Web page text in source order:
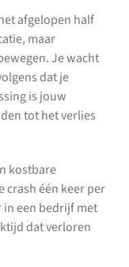
afgelopen half
maar
Je wacht
dat je
is jouw
tot het verlies
kostbare
crash één keer per
in een bedrijf met
dat verloren